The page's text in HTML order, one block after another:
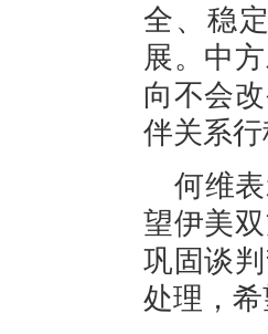
全、稳
展。中
向不会
伴关系行
何维
望伊美
巩固谈
处理，